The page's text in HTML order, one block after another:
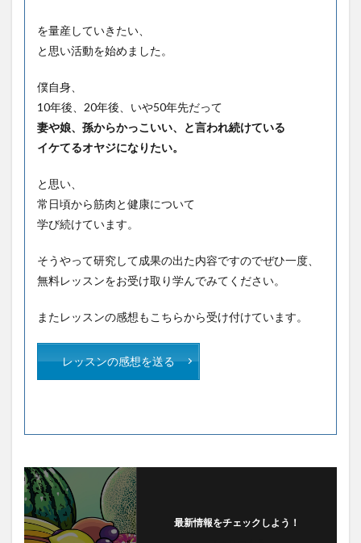
を量産していきたい、
と思い活動を始めました。
僕自身、
10年後、20年後、いや50年先だって
妻や娘、孫からかっこいい、と言われ続けている
イケてるオヤジになりたい。
と思い、
常日頃から筋肉と健康について
学び続けています。
そうやって研究して成果の出た内容ですのでぜひ一度、
無料レッスンをお受け取り学んでみてください。
またレッスンの感想もこちらから受け付けています。
レッスンの感想を送る
最新情報をチェックしよう！